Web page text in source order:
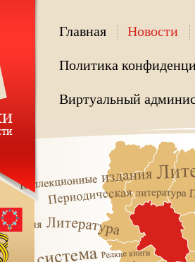
Главная Новости
Политика
Виртуальный